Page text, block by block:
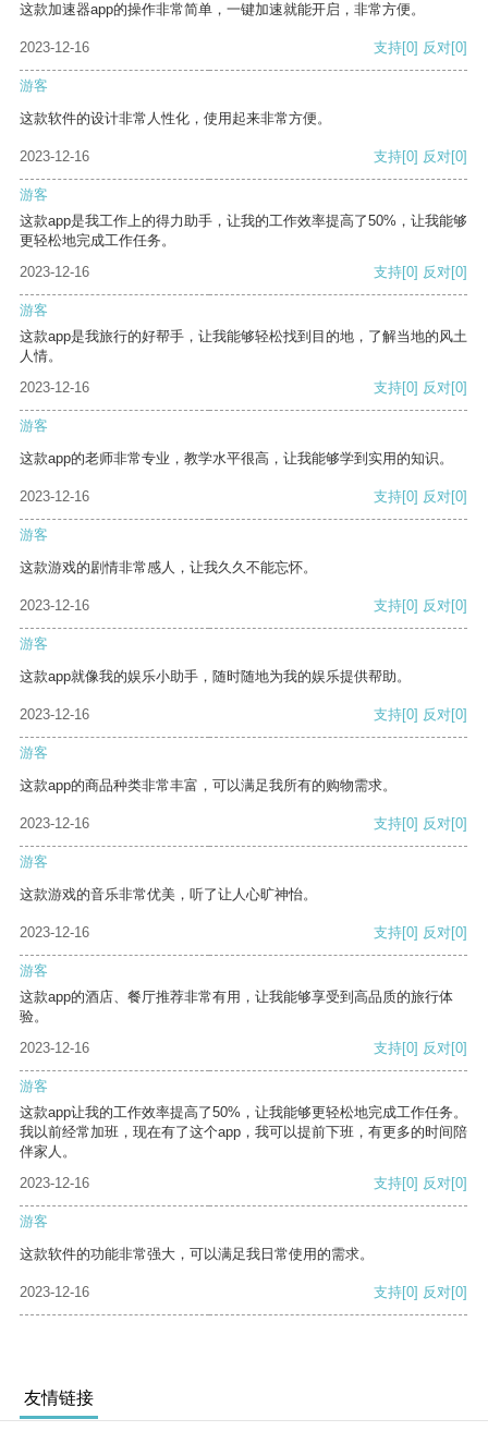
这款加速器app的操作非常简单，一键加速就能开启，非常方便。
2023-12-16 支持[0] 反对[0]
游客
这款软件的设计非常人性化，使用起来非常方便。
2023-12-16 支持[0] 反对[0]
游客
这款app是我工作上的得力助手，让我的工作效率提高了50%，让我能够
更轻松地完成工作任务。
2023-12-16
支持[0] 反对[0]
游客
这款app是我旅行的好帮手，让我能够轻松找到目的地，了解当地的风土
人情。
2023-12-16
支持[0] 反对[0]
游客
这款app的老师非常专业，教学水平很高，让我能够学到实用的知识。
2023-12-16 支持[0] 反对[0]
游客
这款游戏的剧情非常感人，让我久久不能忘怀。
2023-12-16 支持[0] 反对[0]
游客
这款app就像我的娱乐小助手，随时随地为我的娱乐提供帮助。
2023-12-16 支持[0] 反对[0]
游客
这款app的商品种类非常丰富，可以满足我所有的购物需求。
2023-12-16 支持[0] 反对[0]
游客
这款游戏的音乐非常优美，听了让人心旷神怡。
2023-12-16 支持[0] 反对[0]
游客
这款app的酒店、餐厅推荐非常有用，让我能够享受到高品质的旅行体
验。
2023-12-16
支持[0] 反对[0]
游客
这款app让我的工作效率提高了50%，让我能够更轻松地完成工作任务。
我以前经常加班，现在有了这个app，我可以提前下班，有更多的时间陪
伴家人。
2023-12-16
支持[0] 反对[0]
游客
这款软件的功能非常强大，可以满足我日常使用的需求。
2023-12-16 支持[0] 反对[0]
友情链接